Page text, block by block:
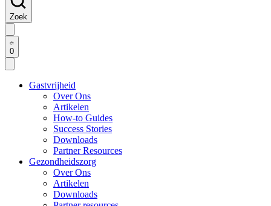
Zoek
0
Gastvrijheid
Over Ons
Artikelen
How-to Guides
Success Stories
Downloads
Partner Resources
Gezondheidszorg
Over Ons
Artikelen
Downloads